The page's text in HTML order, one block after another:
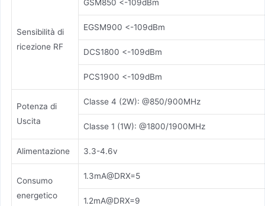
Sensibilità di
ricezione RF
GSM850 <-109dBm
EGSM900 <-109dBm
DCS1800 <-109dBm
PCS1900 <-109dBm
Potenza di
Uscita
Classe 4 (2W): @850/900MHz
Classe 1 (1W): @1800/1900MHz
Alimentazione 3.3-4.6v
Consumo
energetico
1.3mA@DRX=5
1.2mA@DRX=9